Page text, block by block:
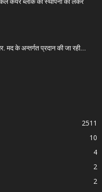
केयर ब्लॉक की स्थापना को लेकर
मद के अन्तर्गत प्रदान की जा रही...
2511
10
4
2
2